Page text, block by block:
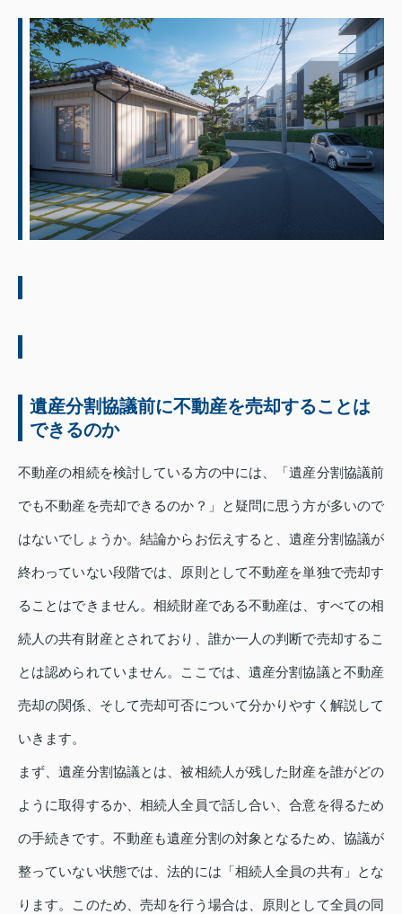
遺産分割協議前に不動産を売却することは
できるのか
不動産の相続を検討している方の中には、「遺産分割協議前
でも不動産を売却できるのか？」と疑問に思う方が多いので
はないでしょうか。結論からお伝えすると、遺産分割協議が
終わっていない段階では、原則として不動産を単独で売却す
ることはできません。相続財産である不動産は、すべての相
続人の共有財産とされており、誰か一人の判断で売却するこ
とは認められていません。ここでは、遺産分割協議と不動産
売却の関係、そして売却可否について分かりやすく解説して
いきます。
まず、遺産分割協議とは、被相続人が残した財産を誰がどの
ように取得するか、相続人全員で話し合い、合意を得るため
の手続きです。不動産も遺産分割の対象となるため、協議が
整っていない状態では、法的には「相続人全員の共有」とな
ります。このため、売却を行う場合は、原則として全員の同